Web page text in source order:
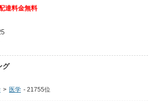
達料金無料
グ
> 医学 - 21755位